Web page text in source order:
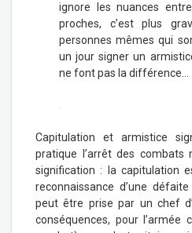
ignore les nuances
proches, c’est plus
personnes mêmes qui
un jour signer un
ne font pas la différence…
Capitulation et armistice
pratique l’arrêt des combats
signification : la capitulation
reconnaissance d’une
peut être prise par un chef
conséquences, pour l’armée